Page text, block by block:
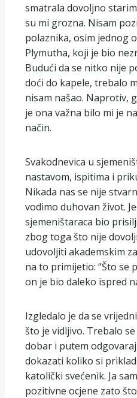
smatrala dovoljno
su mi grozna. Nisam
polaznika, osim jednog
Plymutha, koji je bio
Budući da se nitko nije
doći do kapele, trebalo
nisam našao. Naprotiv,
je ona važna bilo mi je
način.
Svakodnevica u
nastavom, ispitima i
Nikada nas se nije
vodimo duhovan život.
sjemeništaraca bio
zbog toga što nije
udovoljiti akademskim
na to primijetio: “Što se
on je bio daleko ispred
Izgledalo je da se
što je vidljivo. Trebalo
dobar i putem
dokazati koliko si
katolički svećenik. Ja
pozitivne ocjene zato